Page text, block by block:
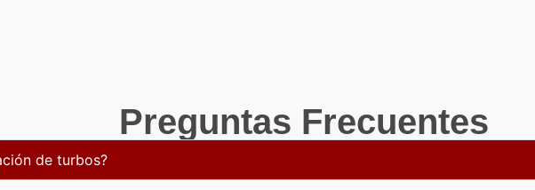
Preguntas Frecuentes
de turbos?